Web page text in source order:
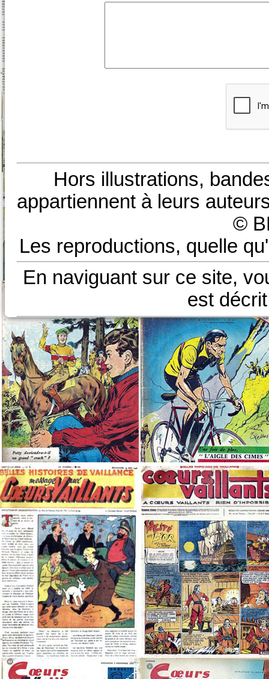
Hors illustrations,
appartiennent à leurs
©
Les reproductions, quelle
En naviguant sur ce site,
est